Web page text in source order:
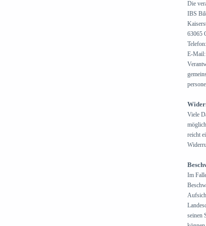
Die
IBS
63065
E-Mail:
Viele
reicht
Im
seinen